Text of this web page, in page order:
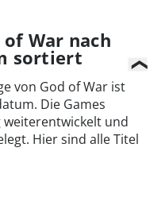
War nach
sortiert
von God of War ist
Die Games
weiterentwickelt und
Hier sind alle Titel